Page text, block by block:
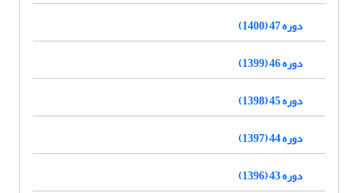
دوره 47 (1400)
دوره 46 (1399)
دوره 45 (1398)
دوره 44 (1397)
دوره 43 (1396)